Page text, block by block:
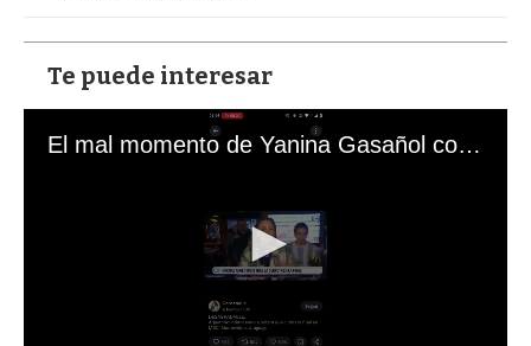
Te puede interesar
El mal momento de Yanina Gasañol con un hincha argentino en "Subrayado"